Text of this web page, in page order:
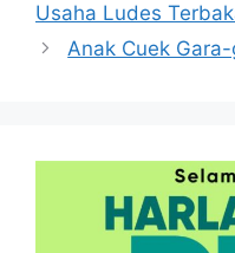
Usaha Ludes
Anak Cuek